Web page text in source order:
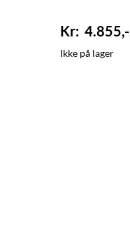
4.855,-
Ikke på lager